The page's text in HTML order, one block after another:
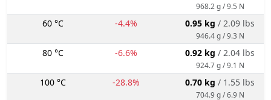
968.2 g / 9.5 N
60 °C -4.4% 0.95 kg / 2.09 lbs
946.4 g / 9.3 N
80 °C -6.6% 0.92 kg / 2.04 lbs
924.7 g / 9.1 N
100 °C -28.8% 0.70 kg / 1.55 lbs
704.9 g / 6.9 N